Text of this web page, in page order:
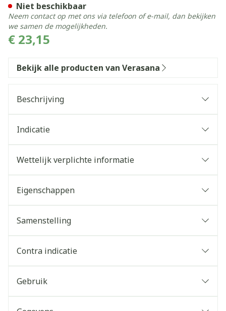
€ 23,15
Niet beschikbaar
Neem contact op met ons via telefoon of e-mail, dan bekijken
we samen de mogelijkheden.
Bekijk alle producten van Verasana
Beschrijving
Indicatie
Wettelijk verplichte informatie
Eigenschappen
Samenstelling
Contra indicatie
Gebruik